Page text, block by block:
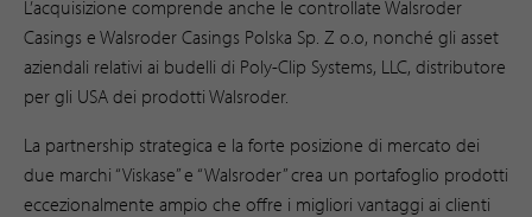
L’acquisizione comprende anche le controllate Walsroder
Casings e Walsroder Casings Polska Sp. Z o.o, nonché gli asset
aziendali relativi ai budelli di Poly-Clip Systems, LLC, distributore
per gli USA dei prodotti Walsroder.
La partnership strategica e la forte posizione di mercato dei
due marchi “Viskase” e “Walsroder” crea un portafoglio prodotti
eccezionalmente ampio che offre i migliori vantaggi ai clienti